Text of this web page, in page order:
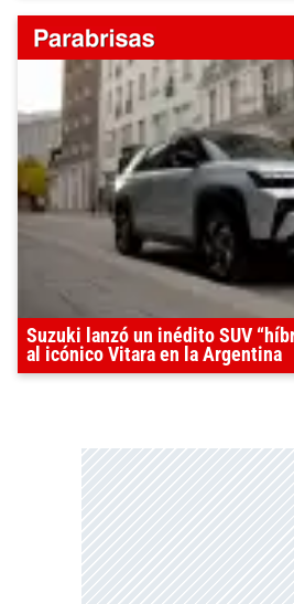
Suzuki lanzó un inédito SUV
al icónico Vitara en la Argentina